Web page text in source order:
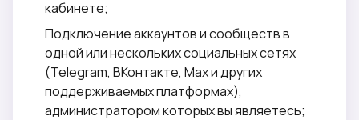
кабинете;
Подключение аккаунтов и сообществ в
одной или нескольких социальных сетях
(Telegram, ВКонтакте, Max и других
поддерживаемых платформах),
администратором которых вы являетесь;